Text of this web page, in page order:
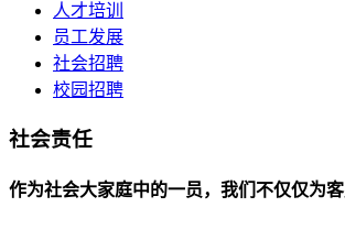
人才培训
员工发展
社会招聘
校园招聘
社会责任
作为社会大家庭中的一员，我们不仅仅为